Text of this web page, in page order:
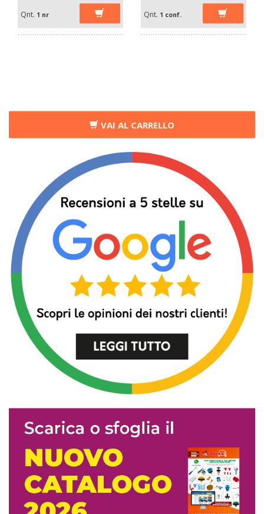
VAI AL CARRELLO
Qnt. 1 nr
Qnt. 1 conf.